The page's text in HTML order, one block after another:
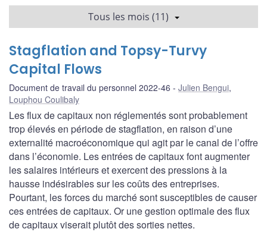
Tous les mois (11)
Stagflation and Topsy-Turvy
Capital Flows
Document de travail du personnel 2022-46 Julien Bengui,
Louphou Coulibaly
Les flux de capitaux non réglementés sont probablement
trop élevés en période de stagflation, en raison d’une
externalité macroéconomique qui agit par le canal de l’offre
dans l’économie. Les entrées de capitaux font augmenter
les salaires intérieurs et exercent des pressions à la
hausse indésirables sur les coûts des entreprises.
Pourtant, les forces du marché sont susceptibles de causer
ces entrées de capitaux. Or une gestion optimale des flux
de capitaux viserait plutôt des sorties nettes.